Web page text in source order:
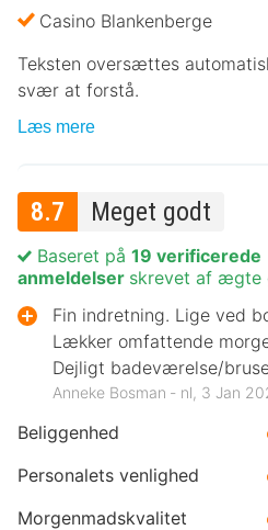
Casino Blankenberge
Teksten oversættes
svær at forstå.
Læs mere
8.7 Meget godt
Beliggenhed
Personalets venlighed
Morgenmadskvalitet
Baseret på 19 verificerede
anmeldelser skrevet af ægte
Fin indretning. Lige ved
Lækker omfattende
Dejligt badeværelse/
Anneke Bosman ‐ nl, 3 Jan